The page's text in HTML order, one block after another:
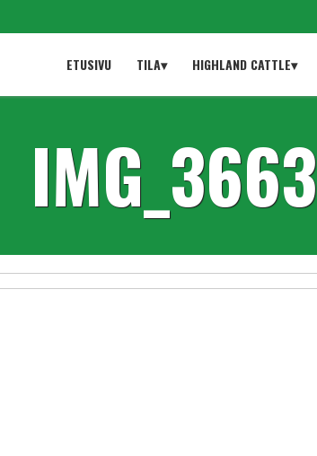
ETUSIVU TILA▾ HIGHLAND CATTLE▾
IMG_3663